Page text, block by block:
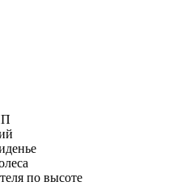
по высоте